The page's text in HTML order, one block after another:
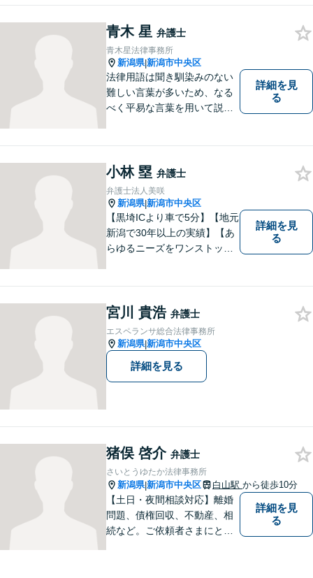
を目指します。まずはお気軽
にご相談を！【著書多数！】
青木 星 弁護士
青木星法律事務所
新潟県|新潟市中央区
法律用語は聞き馴染みのない
難しい言葉が多いため、なる
べく平易な言葉を用いて説明
す。 お困りごとがある方は、
ぜひご相談ください。
詳細を見
る
小林 塁 弁護士
弁護士法人美咲
新潟県|新潟市中央区
【黒埼ICより車で5分】【地元
新潟で30年以上の実績】【あ
らゆるニーズをワンストップ
の努力をいたします。
詳細を見
る
宮川 貴浩 弁護士
エスペランサ総合法律事務所
新潟県|新潟市中央区
詳細を見る
猪俣 啓介 弁護士
さいとうゆたか法律事務所
新潟県|新潟市中央区 白山駅 から徒歩10分
【土日・夜間相談対応】離婚
問題、債権回収、不動産、相
続など。ご依頼者さまにとっ
詳細を見
る